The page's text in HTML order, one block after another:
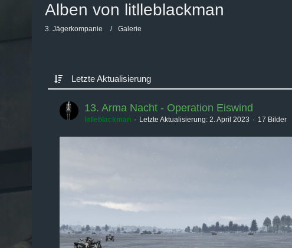
Alben von litlleblackman
3. Jägerkompanie Galerie
Letzte Aktualisierung
13. Arma Nacht - Operation Eiswind
litlleblackman Letzte Aktualisierung: 2. April 2023 17 Bilder